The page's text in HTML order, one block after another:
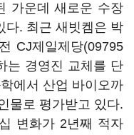
가운데 새로운 수장
다. 최근 새빗켐은 박
CJ제일제당(09795
는 경영진 교체를 단
에서 산업 바이오까
물로 평가받고 있다.
변화가 2년째 적자